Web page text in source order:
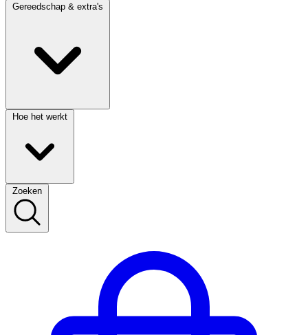
Gereedschap & extra's
Hoe het werkt
Zoeken